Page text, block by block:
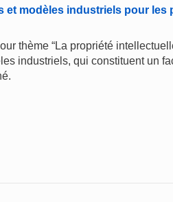
et modèles industriels pour les
thème “La propriété
industriels, qui constituent un